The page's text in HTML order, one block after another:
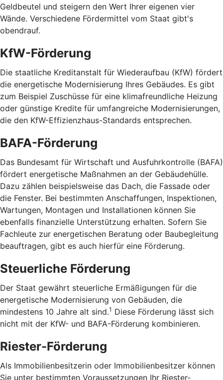
Geldbeutel und steigern den Wert Ihrer eigenen vier
Wände. Verschiedene Fördermittel vom Staat gibt's
obendrauf.
KfW-Förderung
Die staatliche Kreditanstalt für Wiederaufbau (KfW) fördert
die energetische Modernisierung Ihres Gebäudes. Es gibt
zum Beispiel Zuschüsse für eine klimafreundliche Heizung
oder günstige Kredite für umfangreiche Modernisierungen,
die den KfW-Effizienzhaus-Standards entsprechen.
BAFA-Förderung
Das Bundesamt für Wirtschaft und Ausfuhrkontrolle (BAFA)
fördert energetische Maßnahmen an der Gebäudehülle.
Dazu zählen beispielsweise das Dach, die Fassade oder
die Fenster. Bei bestimmten Anschaffungen, Inspektionen,
Wartungen, Montagen und Installationen können Sie
ebenfalls finanzielle Unterstützung erhalten. Sofern Sie
Fachleute zur energetischen Beratung oder Baubegleitung
beauftragen, gibt es auch hierfür eine Förderung.
Steuerliche Förderung
Der Staat gewährt steuerliche Ermäßigungen für die
energetische Modernisierung von Gebäuden, die
mindestens 10 Jahre alt sind.1 Diese Förderung lässt sich
nicht mit der KfW- und BAFA-Förderung kombinieren.
Riester-Förderung
Als Immobilienbesitzerin oder Immobilienbesitzer können
Sie unter bestimmten Voraussetzungen Ihr Riester-